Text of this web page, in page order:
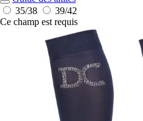
35/38
39/42
Ce champ est requis